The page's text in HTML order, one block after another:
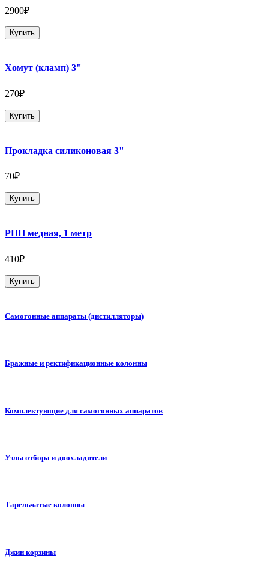
2900₽
Купить
Хомут (кламп) 3"
270₽
Купить
Прокладка силиконовая 3"
70₽
Купить
РПН медная, 1 метр
410₽
Купить
Самогонные аппараты (дистилляторы)
Бражные и ректификационные колонны
Комплектующие для самогонных аппаратов
Узлы отбора и доохладители
Тарельчатые колонны
Джин корзины